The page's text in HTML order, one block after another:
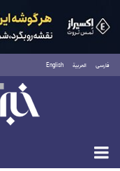
فارسی العربية English
یکشنبه ۱۸ مرداد ۱۴۰۵